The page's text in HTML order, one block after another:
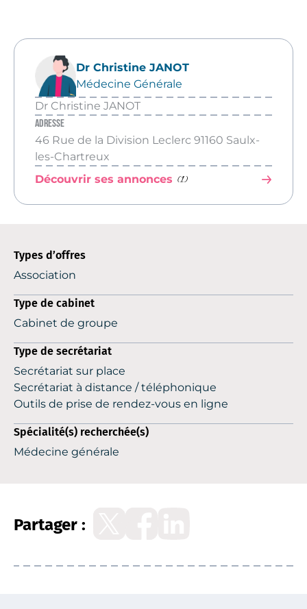
Dr Christine JANOT
Médecine Générale
Dr Christine JANOT
Adresse
46 Rue de la Division Leclerc 91160 Saulx-
les-Chartreux
Découvrir ses annonces (1)
Types d’offres
Association
Type de cabinet
Cabinet de groupe
Type de secrétariat
Secrétariat sur place
Secrétariat à distance / téléphonique
Outils de prise de rendez-vous en ligne
Spécialité(s) recherchée(s)
Médecine générale
Partager :